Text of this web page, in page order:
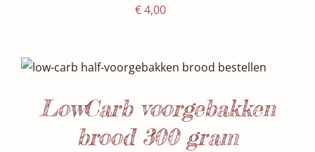
€4,00
Waardering
5.00
SELECTEER DATUM(S)
/
LowCarb voorgebakken
brood 300 gram